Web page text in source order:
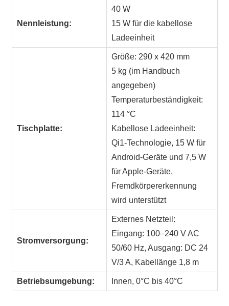
Nennleistung:
40 W
15 W für die kabellose
Ladeeinheit
Tischplatte:
Größe: 290 x 420 mm
5 kg (im Handbuch
angegeben)
Temperaturbeständigkeit:
114 °C
Kabellose Ladeeinheit:
Qi1-Technologie, 15 W für
Android-Geräte und 7,5 W
für Apple-Geräte,
Fremdkörpererkennung
wird unterstützt
Stromversorgung:
Externes Netzteil:
Eingang: 100–240 V AC
50/60 Hz, Ausgang: DC 24
V/3 A, Kabellänge 1,8 m
Betriebsumgebung: Innen, 0°C bis 40°C